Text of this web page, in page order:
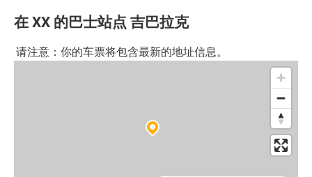
在 XX 的巴士站点 吉巴拉克
请注意：你的车票将包含最新的地址信息。